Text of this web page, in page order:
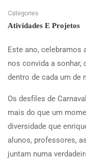
Categories
Atividades E Projetos
Este ano, celebramos
nos convida a sonhar,
dentro de cada um de
Os desfiles de
mais do que um
diversidade que
alunos, professores,
juntam numa